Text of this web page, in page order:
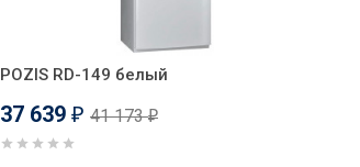
POZIS RD-149 белый
37 639 ₽ 41 173₽